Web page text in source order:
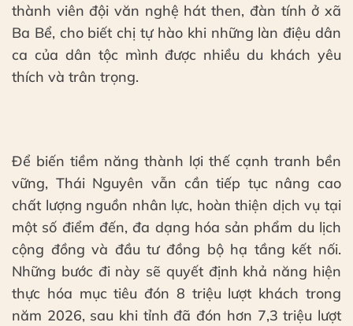
thành viên đội văn nghệ hát then, đàn tính ở xã
Ba Bể, cho biết chị tự hào khi những làn điệu dân
ca của dân tộc mình được nhiều du khách yêu
thích và trân trọng.
Để biến tiềm năng thành lợi thế cạnh tranh bền
vững, Thái Nguyên vẫn cần tiếp tục nâng cao
chất lượng nguồn nhân lực, hoàn thiện dịch vụ tại
một số điểm đến, đa dạng hóa sản phẩm du lịch
cộng đồng và đầu tư đồng bộ hạ tầng kết nối.
Những bước đi này sẽ quyết định khả năng hiện
thực hóa mục tiêu đón 8 triệu lượt khách trong
năm 2026, sau khi tỉnh đã đón hơn 7,3 triệu lượt